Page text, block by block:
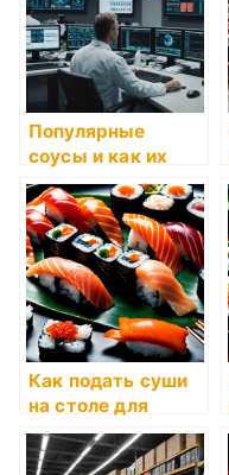
Популярные
соусы и как их
готовить
Как подать суши
на столе для
впечатляющего
эффекта?